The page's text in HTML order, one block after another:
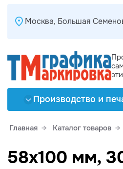
Москва, Большая
Производство и
Главная Каталог товаров
58х100 мм,